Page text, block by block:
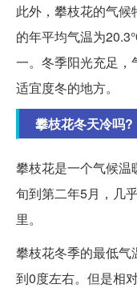
此外，攀枝花的气
的年平均气温为
一。冬季阳光充足，
适宜度冬的地方。
攀枝花冬天冷吗?
攀枝花是一个气候
旬到第二年5月，几
里。
攀枝花冬季的最低气
到0度左右。但是相